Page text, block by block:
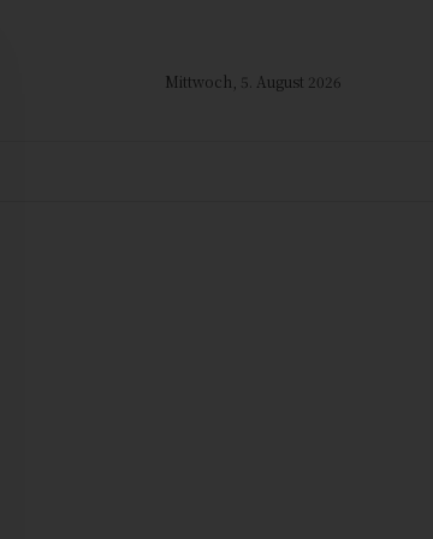
Mittwoch, 5. August 2026
Button wird der Dialog geschlossen. Seine Funktionalität ist